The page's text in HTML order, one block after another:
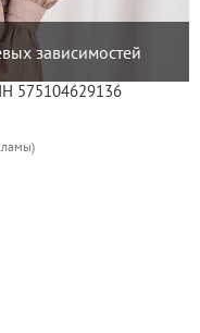
зависимостей
575104629136